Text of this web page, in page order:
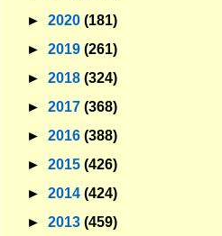
► 2020 (181)
► 2019 (261)
► 2018 (324)
► 2017 (368)
► 2016 (388)
► 2015 (426)
► 2014 (424)
► 2013 (459)